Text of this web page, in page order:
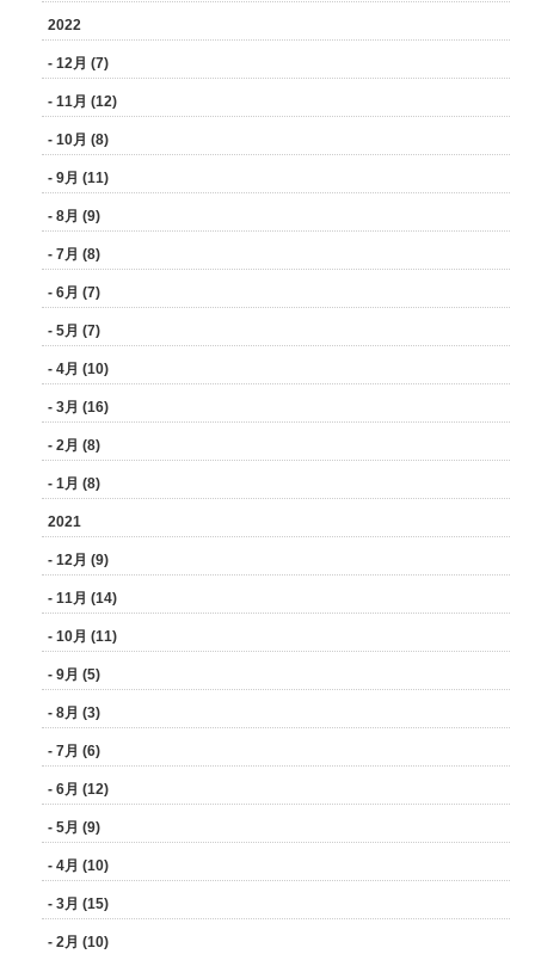
2022
- 12月 (7)
- 11月 (12)
- 10月 (8)
- 9月 (11)
- 8月 (9)
- 7月 (8)
- 6月 (7)
- 5月 (7)
- 4月 (10)
- 3月 (16)
- 2月 (8)
- 1月 (8)
2021
- 12月 (9)
- 11月 (14)
- 10月 (11)
- 9月 (5)
- 8月 (3)
- 7月 (6)
- 6月 (12)
- 5月 (9)
- 4月 (10)
- 3月 (15)
- 2月 (10)